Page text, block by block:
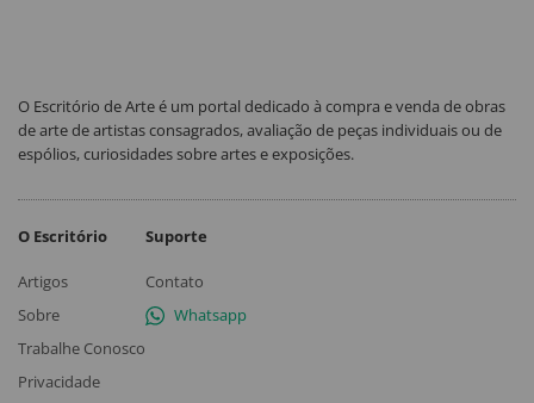
O Escritório de Arte é um portal dedicado à compra e venda de obras
de arte de artistas consagrados, avaliação de peças individuais ou de
espólios, curiosidades sobre artes e exposições.
O Escritório
Artigos
Sobre
Trabalhe Conosco
Privacidade
Suporte
Contato
Whatsapp